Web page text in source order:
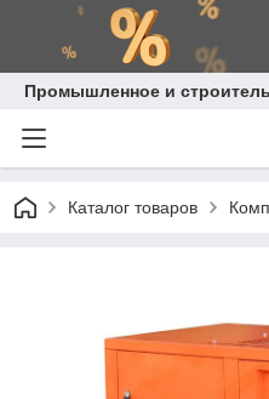
Промышленное и
Каталог товаров